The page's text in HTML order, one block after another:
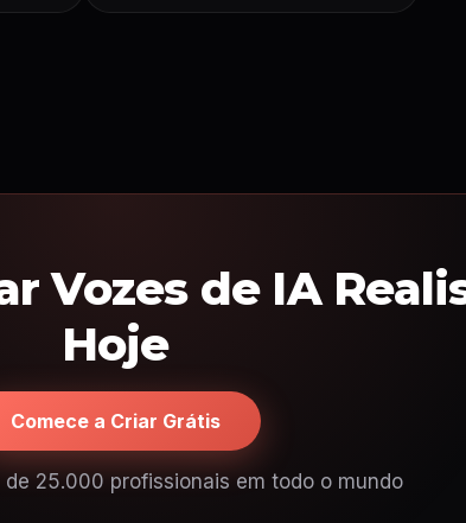
Vozes de IA
Hoje
Comece a Criar Grátis
de 25.000 profissionais em todo o mundo